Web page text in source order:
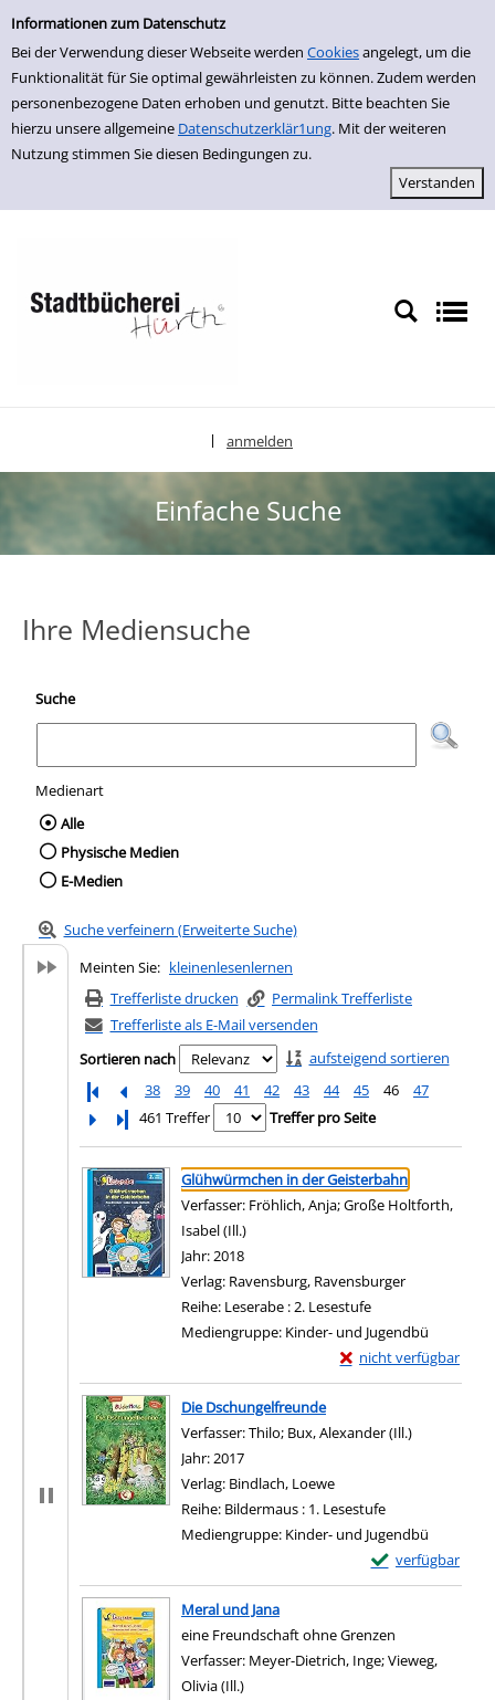
Einfache Suche
Informationen zum Datenschutz
Bei der Verwendung dieser Webseite werden Cookiesangelegt, um die
Funktionalität für Sie optimal gewährleisten zu können. Zudem werden
personenbezogene Daten erhoben und genutzt. Bitte beachten Sie
hierzu unsere allgemeine Datenschutzerklär1ung. Mit der weiteren
Nutzung stimmen Sie diesen Bedingungen zu.
zur Navigation springen
zum Inhalt springen
Zu den Suchfiltern springen
Zur Trefferliste springen
anmelden
Einfache Suche
Ihre Mediensuche
Suche
Medienart
Wählen Sie die Medienart nach der Sie
Alle
Physische Medien
E-Medien
Suche verfeinern (Erweiterte Suche)
Meinten Sie: kleinenlesenlernen
Trefferliste drucken
Permalink Trefferliste
Trefferliste als E-Mail versenden
Sortieren nach
aufsteigend sortieren
38
39 40 41 42 43 44 45 46
47
Letzte Seite
461 Treffer Treffer pro Seite
Suchergebnis
Zu den Suchfiltern springen
Glühwürmchen in der Geisterbahn
Verfasser: Fröhlich, Anja;Große Holtforth,
Isabel (Ill.)
Jahr:2018
Verlag: Ravensburg, Ravensburger
Reihe: Leserabe : 2. Lesestufe
Mediengruppe: Kinder- und Jugendbü
nicht verfügbar
Exemplar-Details von
Zum Download von
Die Dschungelfreunde
Verfasser:Thilo; Bux, Alexander (Ill.)
Jahr:2017
Verlag: Bindlach, Loewe
Reihe: Bildermaus : 1. Lesestufe
Mediengruppe: Kinder- und Jugendbü
verfügbar
Exemplar-Details
Zum Download
Meral und Jana
eine Freundschaft ohne Grenzen
Verfasser: Meyer-Dietrich, Inge;Vieweg,
Olivia (Ill.)